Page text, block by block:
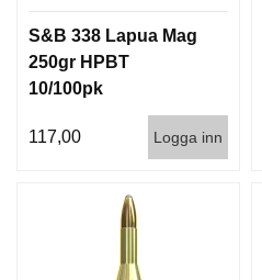
S&B 338 Lapua Mag
250gr HPBT
10/100pk
117,00 Logga inn